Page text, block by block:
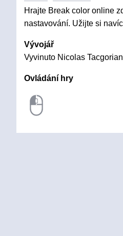
Hrajte Break color online
nastavování. Užijte si
Vývojář
Vyvinuto Nicolas Tacgorian
Ovládání hry